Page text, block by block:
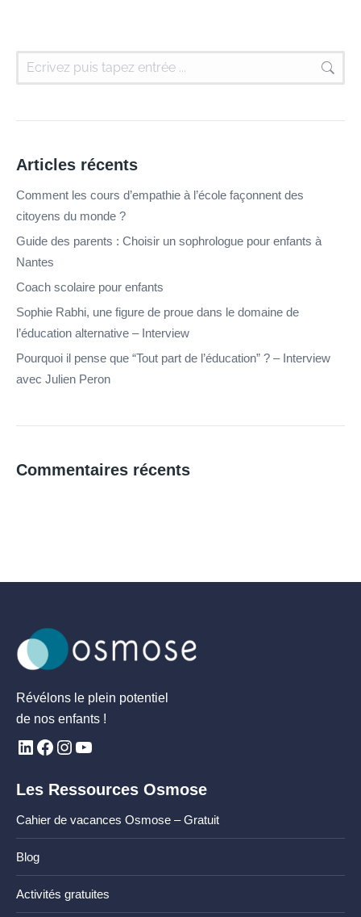
Articles récents
Comment les cours d’empathie à l’école façonnent des
citoyens du monde ?
Guide des parents : Choisir un sophrologue pour enfants à
Nantes
Coach scolaire pour enfants
Sophie Rabhi, une figure de proue dans le domaine de
l’éducation alternative – Interview
Pourquoi il pense que “Tout part de l’éducation” ? – Interview
avec Julien Peron
Commentaires récents
Révélons le plein potentiel
de nos enfants !
Les Ressources Osmose
Cahier de vacances Osmose – Gratuit
Blog
Activités gratuites